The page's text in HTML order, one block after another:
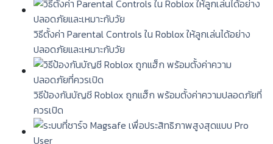
วิธีตั้งค่า Parental Controls ใน Roblox ให้ลูกเล่นได้อย่าง
ปลอดภัยและเหมาะกับวัย
วิธีป้องกันบัญชี Roblox ถูกแฮ็ก พร้อมตั้งค่าความปลอดภัยที่
ควรเปิด